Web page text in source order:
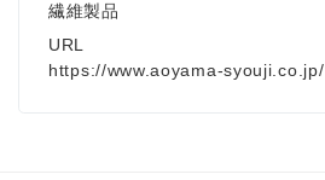
繊維製品
URL
https://www.aoyama-syouji.co.jp/